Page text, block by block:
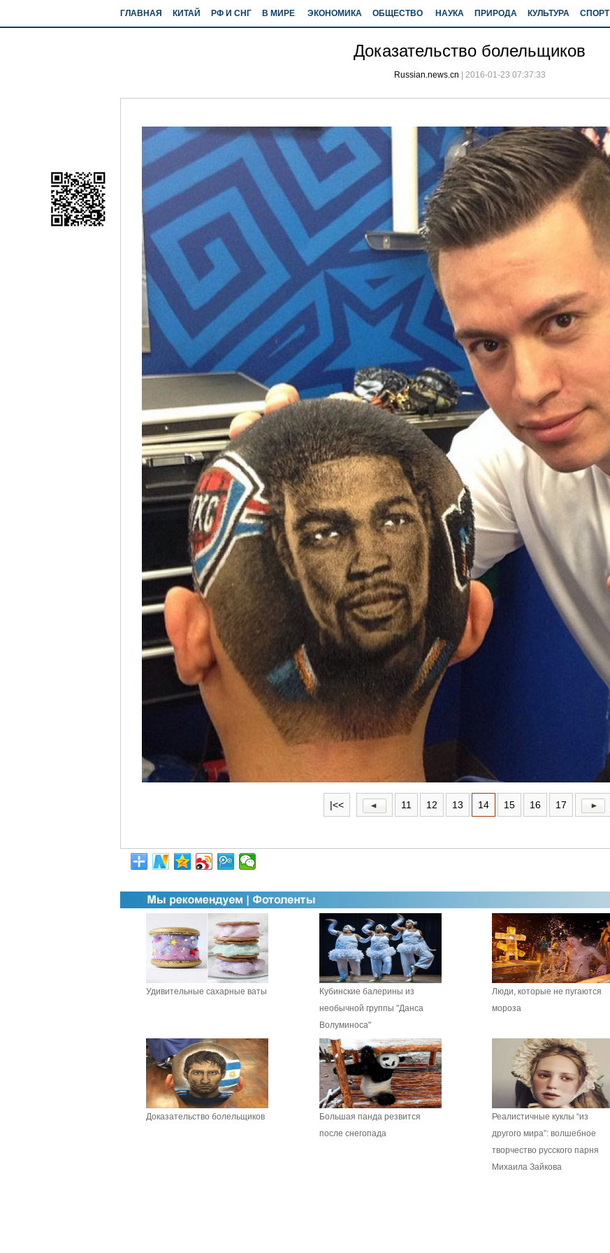
ГЛАВНАЯ КИТАЙ РФ И СНГ В МИРЕ ЭКОНОМИКА ОБЩЕСТВО НАУКА ПРИРОДА КУЛЬТУРА СПОРТ
Доказательство болельщиков
Russian.news.cn 2016-01-23 07:37:33
|<< 11 12 13 14 15 16 17
Удивительные сахарные ваты
Кубинские балерины из
необычной группы "Данса
Волуминоса"
Люди, которые не пугаются
мороза
Доказательство болельщиков
Большая панда резвится
после снегопада
Реалистичные куклы “из
другого мира”: волшебное
творчество русского парня
Михаила Зайкова